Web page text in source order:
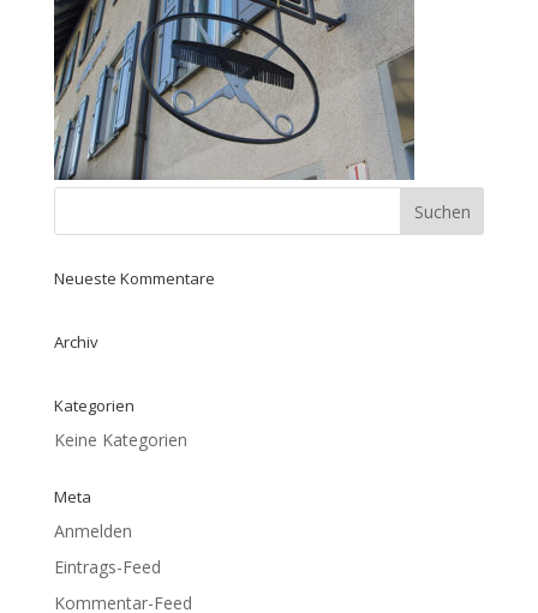
Neueste Kommentare
Archiv
Kategorien
Keine Kategorien
Meta
Anmelden
Eintrags-Feed
Kommentar-Feed